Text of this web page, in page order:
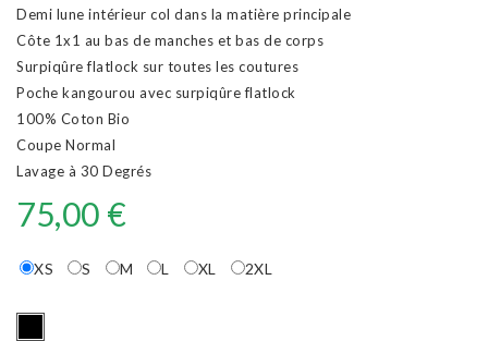
Demi lune intérieur col dans la matière principale
Côte 1x1 au bas de manches et bas de corps
Surpiqûre flatlock sur toutes les coutures
Poche kangourou avec surpiqûre flatlock
100% Coton Bio
Coupe Normal
Lavage à 30 Degrés
75,00 €
XS S M L XL 2XL